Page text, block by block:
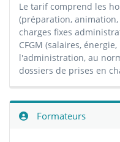
Le tarif comprend les
(préparation,
charges fixes
CFGM (salaires,
l'administration, au
dossiers de prises en
Formateurs